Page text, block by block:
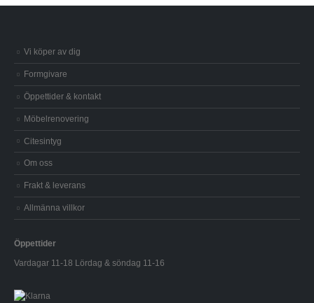
Vi köper av dig
Formgivare
Öppettider & kontakt
Möbelrenovering
Citesintyg
Om oss
Frakt & leverans
Allmänna villkor
Öppettider
Vardagar 11-18 Lördag & söndag 11-16